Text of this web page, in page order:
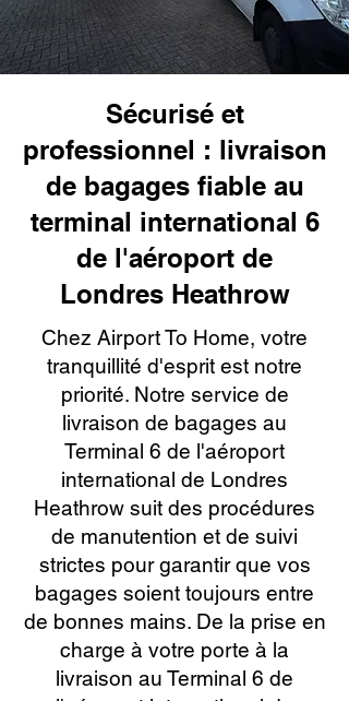
Sécurisé et
professionnel : livraison
de bagages fiable au
terminal international 6
de l'aéroport de
Londres Heathrow
Chez Airport To Home, votre
tranquillité d'esprit est notre
priorité. Notre service de
livraison de bagages au
Terminal 6 de l'aéroport
international de Londres
Heathrow suit des procédures
de manutention et de suivi
strictes pour garantir que vos
bagages soient toujours entre
de bonnes mains. De la prise en
charge à votre porte à la
livraison au Terminal 6 de